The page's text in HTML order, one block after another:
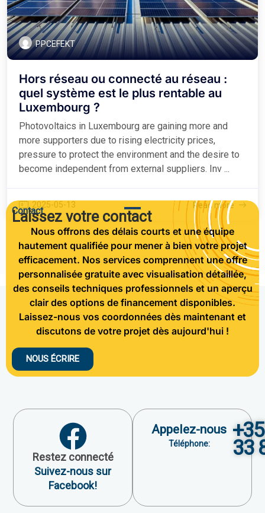
PPCEFEKT
Hors réseau ou connecté au réseau :
quel système est le plus rentable au
Luxembourg ?
Photovoltaics in Luxembourg are gaining more and
more supporters due to rising electricity prices,
pressure to protect the environment and the desire to
become independent from external suppliers. Inv ...
2025-05-13 Read more
Contact
Laissez votre contact
Nous offrons des délais courts et une équipe
hautement qualifiée pour mener à bien votre projet
efficacement. Nos services comprennent une offre
personnalisée gratuite avec visualisation détaillée,
des conseils techniques professionnels et un aperçu
clair des options de financement disponibles.
Laissez-nous vos coordonnées dès maintenant et
discutons de votre projet dès aujourd'hui !
NOUS ÉCRIRE
Restez connecté
Suivez-nous sur
Facebook!
Appelez-nous
Téléphone: 33